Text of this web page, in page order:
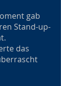
gab
Stand-up-
das